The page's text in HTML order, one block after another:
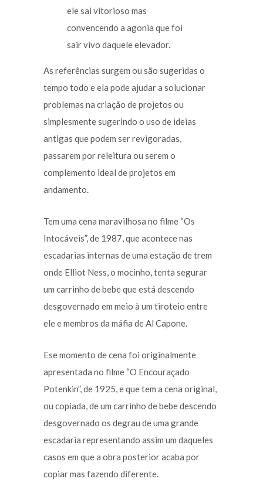
ele sai vitorioso mas
convencendo a agonia que foi
sair vivo daquele elevador.
As referências surgem ou são sugeridas o
tempo todo e ela pode ajudar a solucionar
problemas na criação de projetos ou
simplesmente sugerindo o uso de ideias
antigas que podem ser revigoradas,
passarem por releitura ou serem o
complemento ideal de projetos em
andamento.
Tem uma cena maravilhosa no filme “Os
Intocáveis”, de 1987, que acontece nas
escadarias internas de uma estação de trem
onde Elliot Ness, o mocinho, tenta segurar
um carrinho de bebe que está descendo
desgovernado em meio à um tiroteio entre
ele e membros da máfia de Al Capone.
Ese momento de cena foi originalmente
apresentada no filme “O Encouraçado
Potenkin”, de 1925, e que tem a cena original,
ou copiada, de um carrinho de bebe descendo
desgovernado os degrau de uma grande
escadaria representando assim um daqueles
casos em que a obra posterior acaba por
copiar mas fazendo diferente.